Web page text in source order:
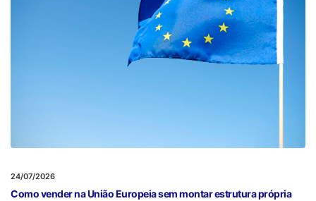
24/07/2026
Como vender na União Europeia sem montar estrutura própria